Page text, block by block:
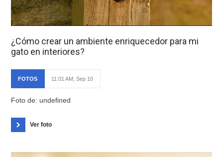
¿Cómo crear un ambiente enriquecedor para mi
gato en interiores?
FOTOS 11:01 AM, Sep 10
Foto de: undefined
Ver foto